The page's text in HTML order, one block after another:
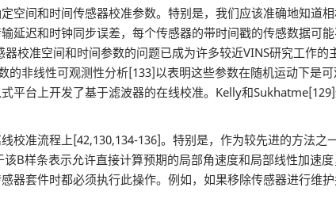
间和时间传感器校准参数。特别是，我们应该准确地知道
延迟和时钟同步误差，每个传感器的带时间戳的传感数据可
校准空间和时间参数的问题已成为许多较近VINS研究工作
非线性可观测性分析[133]以表明这些参数在随机运动下是
平台上开发了基于滤波器的在线校准。Kelly和
准流程上[42,130,134-136]。特别是，作为较先进的方法之
B样条表示允许直接计算预期的局部角速度和局部线性加速
器套件时都必须执行此操作。例如，如果移除传感器进行维